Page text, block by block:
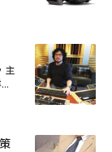
主
...